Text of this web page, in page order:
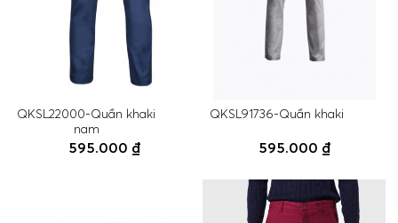
QKSL22000-Quần khaki
nam
595.000 ₫
QKSL91736-Quần khaki
595.000 ₫